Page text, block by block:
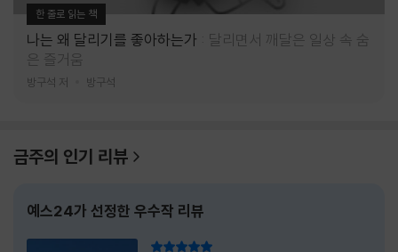
한 줄로 읽는 책
나는 왜 달리기를 좋아하는가
달리면서 깨달은 일상 속 숨
은 즐거움
방구석 저 방구석
금주의 인기 리뷰
예스24가 선정한 우수작 리뷰